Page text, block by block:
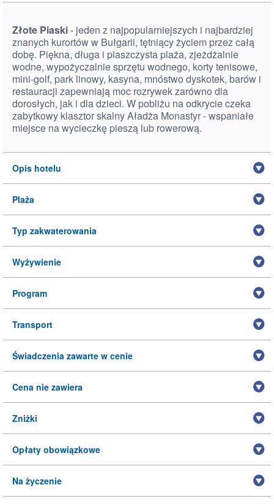
Złote Piaski- jeden z najpopularniejszych i najbardziej
znanych kurortów w Bułgarii, tętniący życiem przez całą
dobę. Piękna, długa i piaszczysta plaża, zjeżdżalnie
wodne, wypożyczalnie sprzętu wodnego, korty tenisowe,
mini-golf, park linowy, kasyna, mnóstwo dyskotek, barów i
restauracji zapewniają moc rozrywek zarówno dla
dorosłych, jak i dla dzieci. W pobliżu na odkrycie czeka
zabytkowy klasztor skalny Aładża Monastyr - wspaniałe
miejsce na wycieczkę pieszą lub rowerową.
Opis hotelu
Plaża
Typ zakwaterowania
Wyżywienie
Program
Transport
Świadczenia zawarte w cenie
Cena nie zawiera
Zniżki
Opłaty obowiązkowe
Na życzenie